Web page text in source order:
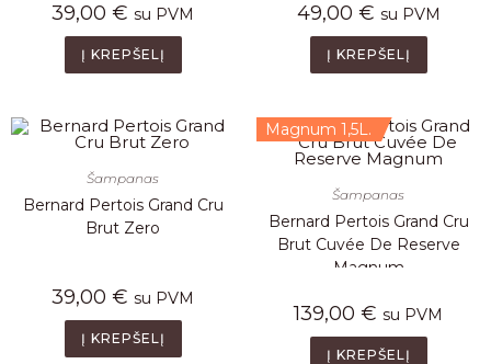
39,00 € su PVM
Į KREPŠELĮ
49,00 € su PVM
Į KREPŠELĮ
Šampanas
Bernard Pertois Grand Cru
Brut Zero
39,00 € su PVM
Į KREPŠELĮ
Magnum 1,5L.
Šampanas
Bernard Pertois Grand Cru
Brut Cuvée De Reserve
Magnum
139,00 € su PVM
Į KREPŠELĮ